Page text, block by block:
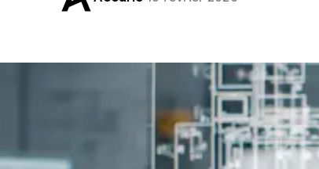
Notre boutique en ligne vous permet d'acheter et de
télécharger rapidement des documents à l'unité.